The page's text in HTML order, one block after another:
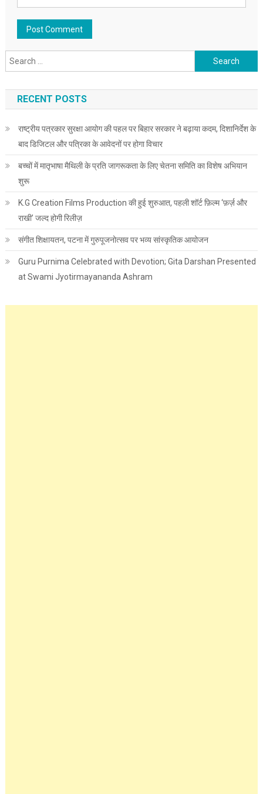
Search for:
RECENT POSTS
राष्ट्रीय पत्रकार सुरक्षा आयोग की पहल पर बिहार सरकार ने बढ़ाया कदम, दिशानिर्देश के
बाद डिजिटल और पत्रिका के आवेदनों पर होगा विचार
बच्चों में मातृभाषा मैथिली के प्रति जागरूकता के लिए चेतना समिति का विशेष अभियान
शुरू
K.G Creation Films Production की हुई शुरुआत, पहली शॉर्ट फ़िल्म ‘फ़र्ज़ और
राखी’ जल्द होगी रिलीज़
संगीत शिक्षायतन, पटना में गुरुपूजनोत्सव पर भव्य सांस्कृतिक आयोजन
Guru Purnima Celebrated with Devotion; Gita Darshan Presented
at Swami Jyotirmayananda Ashram